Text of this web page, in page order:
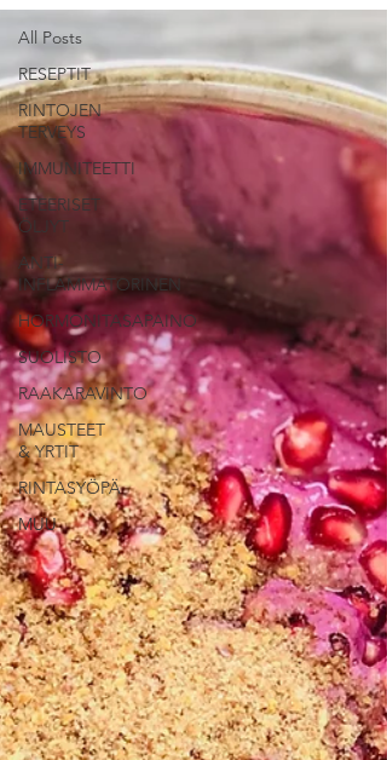
All Posts
RESEPTIT
RINTOJEN
TERVEYS
IMMUNITEETTI
ETEERISET
ÖLJYT
ANTI-
INFLAMMATORINEN
HORMONITASAPAINO
SUOLISTO
RAAKARAVINTO
MAUSTEET
& YRTIT
RINTASYÖPÄ
MUU